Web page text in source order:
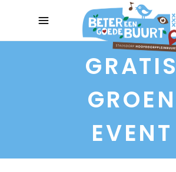
GRATIS
GROEN
EVENT